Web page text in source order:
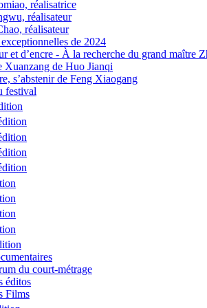
réalisatrice
réalisateur
réalisateur
de 2024
et d’encre - À la recherche du grand maître
Xuanzang de Huo Jianqi
s’abstenir de Feng Xiaogang
festival
du court-métrage
éditos
Films